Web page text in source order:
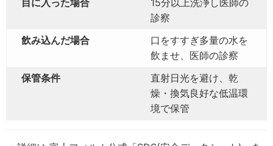
診察
飲み込んだ場合
口をすすぎ多量の水を
飲ませ、医師の診察
保管条件
直射日光を避け、乾
燥・換気良好な低温環
境で保管